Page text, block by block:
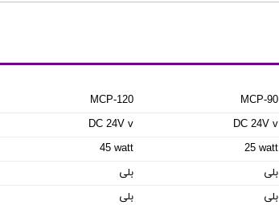
MCP-90
MCP-120
DC 24V v
DC 24V v
25 watt
45 watt
بلی بلی
بلی بلی